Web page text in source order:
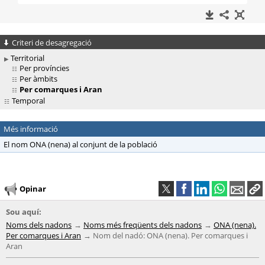
Criteri de desagregació
Territorial
Per províncies
Per àmbits
Per comarques i Aran
Temporal
Més informació
El nom ONA (nena) al conjunt de la població
Opinar
Sou aquí:
Noms dels nadons
Noms més freqüents dels nadons
ONA (nena).
Per comarques i Aran
Nom del nadó: ONA (nena). Per comarques i
Aran